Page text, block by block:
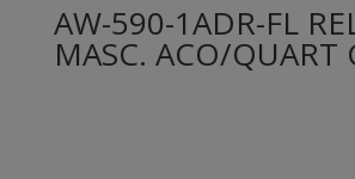
AW-590-1ADR-FL
MASC. ACO/QUART